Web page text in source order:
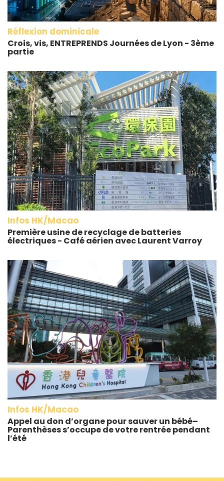
Réflexion dominicale
Crois, vis, ENTREPRENDS Journées de Lyon - 3ème
partie
Infos HK/Macao
Première usine de recyclage de batteries
électriques - Café aérien avec Laurent Varroy
Infos HK/Macao
Appel au don d’organe pour sauver un bébé–
Parenthèses s’occupe de votre rentrée pendant
l’été